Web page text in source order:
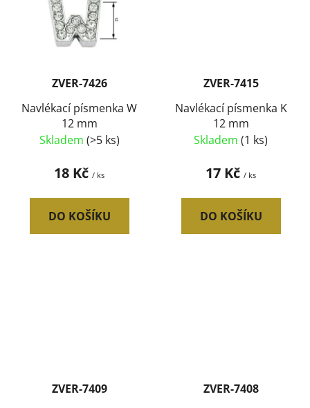
ZVER-7426
Navlékací písmenka W
12 mm
Skladem (>5 ks)
18 Kč / ks
DO KOŠÍKU
ZVER-7415
Navlékací písmenka K
12 mm
Skladem (1 ks)
17 Kč / ks
DO KOŠÍKU
ZVER-7409
ZVER-7408